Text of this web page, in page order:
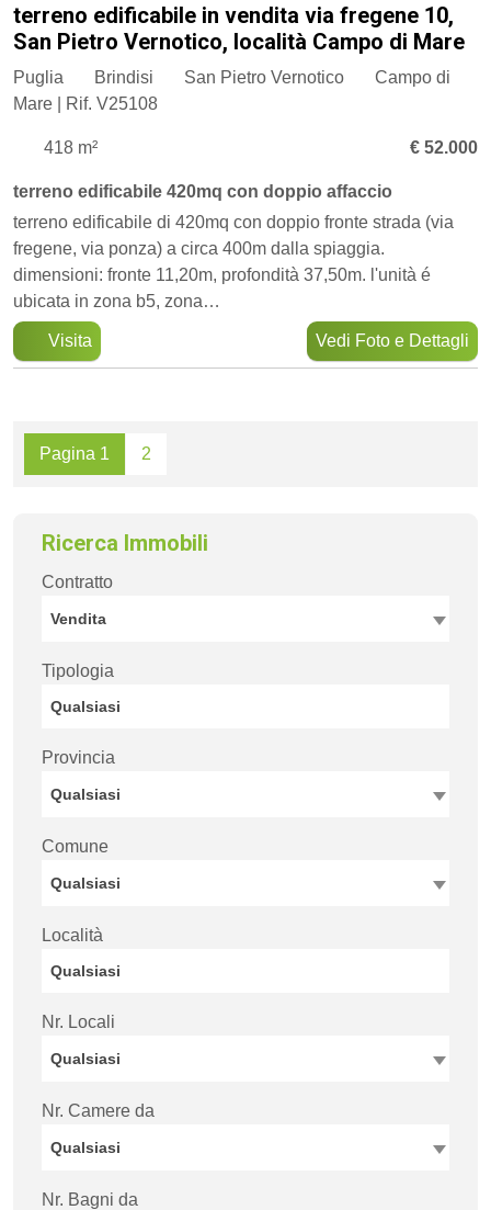
terreno edificabile in vendita via fregene 10,
San Pietro Vernotico, località Campo di Mare
Puglia Brindisi San Pietro Vernotico
Campo di
Mare | Rif. V25108
418 m² € 52.000
terreno edificabile 420mq con doppio affaccio
terreno edificabile di 420mq con doppio fronte strada (via
fregene, via ponza) a circa 400m dalla spiaggia.
dimensioni: fronte 11,20m, profondità 37,50m. l'unità é
ubicata in zona b5, zona…
Visita Vedi Foto e Dettagli
Pagina 1 2
Ricerca Immobili
Contratto
Vendita
Tipologia
Provincia
Qualsiasi
Comune
Qualsiasi
Località
Nr. Locali
Qualsiasi
Nr. Camere da
Qualsiasi
Nr. Bagni da